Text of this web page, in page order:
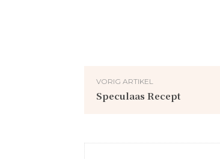
VORIG ARTIKEL
Speculaas Recept